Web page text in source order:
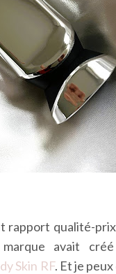
rapport qualité-
avait
Skin RF. Et je